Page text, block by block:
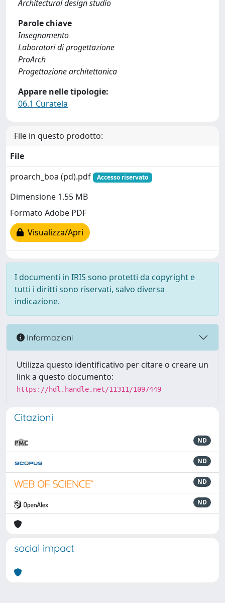
Architectural design studio
Parole chiave
Insegnamento
Laboratori di progettazione
ProArch
Progettazione architettonica
Appare nelle tipologie:
06.1 Curatela
File in questo prodotto:
File
proarch_boa (pd).pdf
Accesso riservato
Dimensione 1.55 MB
Formato Adobe PDF
Visualizza/Apri
I documenti in IRIS sono protetti da copyright e
tutti i diritti sono riservati, salvo diversa
indicazione.
Informazioni
Utilizza questo identificativo per citare o creare un
link a questo documento:
https://hdl.handle.net/11311/1097449
Citazioni
ND
ND
ND
ND
social impact